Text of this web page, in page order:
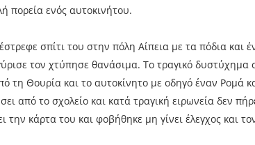
πορεία ενός αυτοκινήτου.
σπίτι του στην πόλη Αίπεια με τα πόδια και
τον χτύπησε θανάσιμα. Το τραγικό
τη Θουρία και το αυτοκίνητο με οδηγό έναν Ρομά
από το σχολείο και κατά τραγική ειρωνεία δεν
την κάρτα του και φοβήθηκε μη γίνει έλεγχος και